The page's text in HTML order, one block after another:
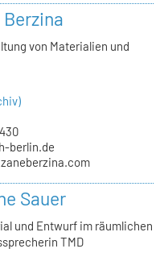
Berzina
von Materialien und
berlin.de
Sauer
und Entwurf im räumlichen
TMD